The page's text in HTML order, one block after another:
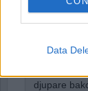
Data
Andreas
musik och
djupare